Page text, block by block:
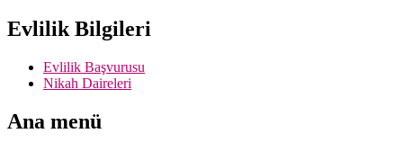
Evlilik Bilgileri
Evlilik Başvurusu
Nikah Daireleri
Ana menü